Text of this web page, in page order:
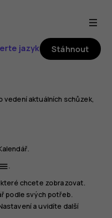
jazyk Stáhnout
vedení aktuálních schůzek,
.
.
chcete zobrazovat.
podle svých potřeb.
a uvidíte další